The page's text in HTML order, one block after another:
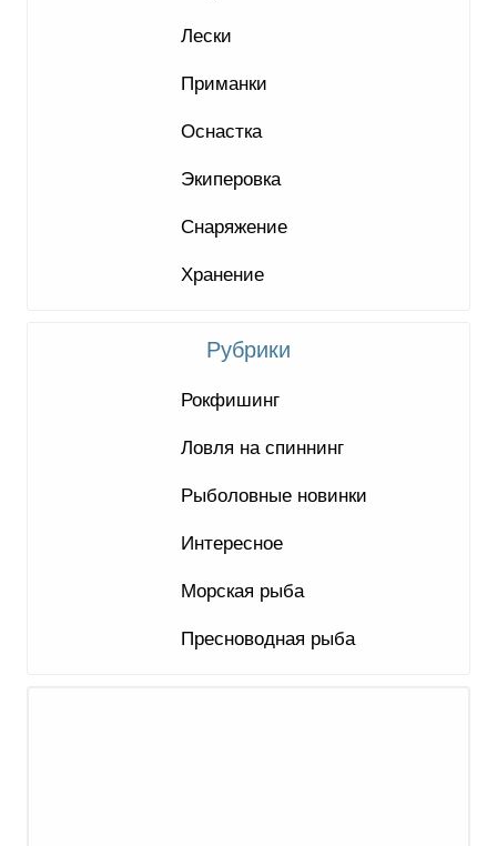
Лески
Приманки
Оснастка
Экиперовка
Снаряжение
Хранение
Рубрики
Рокфишинг
Ловля на спиннинг
Рыболовные новинки
Интересное
Морская рыба
Пресноводная рыба